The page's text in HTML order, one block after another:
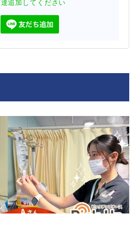
追加してください